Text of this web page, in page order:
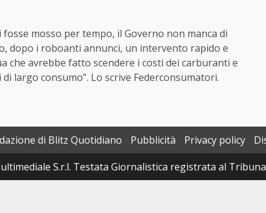
mosso per tempo, il Governo non manca di
dopo i roboanti annunci, un intervento rapido e
che avrebbe fatto scendere i costi dei carburanti e
largo consumo”. Lo scrive Federconsumatori.
di Blitz Quotidiano Pubblicità Privacy policy
S.r.l. Testata Giornalistica registrata al